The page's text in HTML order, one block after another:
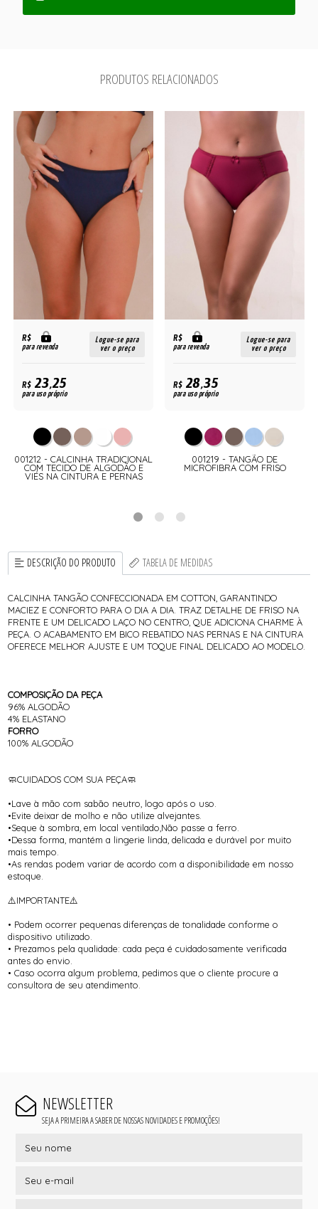
PRODUTOS RELACIONADOS
R$
para revenda
Logue-se para
ver o preço
R$23,25
para uso próprio
001212 - CALCINHA TRADICIONAL
COM TECIDO DE ALGODÃO E
VIÉS NA CINTURA E PERNAS
R$
para revenda
Logue-se para
ver o preço
R$28,35
para uso próprio
001219 - TANGÃO DE
MICROFIBRA COM FRISO
DESCRIÇÃO DO PRODUTO TABELA DE MEDIDAS
CALCINHA TANGÃO CONFECCIONADA EM COTTON, GARANTINDO
MACIEZ E CONFORTO PARA O DIA A DIA. TRAZ DETALHE DE FRISO NA
FRENTE E UM DELICADO LAÇO NO CENTRO, QUE ADICIONA CHARME À
PEÇA. O ACABAMENTO EM BICO REBATIDO NAS PERNAS E NA CINTURA
OFERECE MELHOR AJUSTE E UM TOQUE FINAL DELICADO AO MODELO.
COMPOSIÇÃO DA PEÇA
96% ALGODÃO
4% ELASTANO
FORRO
100% ALGODÃO
🧼CUIDADOS COM SUA PEÇA🧼
•Lave à mão com sabão neutro, logo após o uso.
•Evite deixar de molho e não utilize alvejantes.
•Seque à sombra, em local ventilado,Não passe a ferro.
•Dessa forma, mantém a lingerie linda, delicada e durável por muito
mais tempo.
•As rendas podem variar de acordo com a disponibilidade em nosso
estoque.
⚠️IMPORTANTE⚠️
• Podem ocorrer pequenas diferenças de tonalidade conforme o
dispositivo utilizado.
• Prezamos pela qualidade: cada peça é cuidadosamente verificada
antes do envio.
• Caso ocorra algum problema, pedimos que o cliente procure a
consultora de seu atendimento.
NEWSLETTER
SEJA A PRIMEIRA A SABER DE NOSSAS NOVIDADES E PROMOÇÕES!